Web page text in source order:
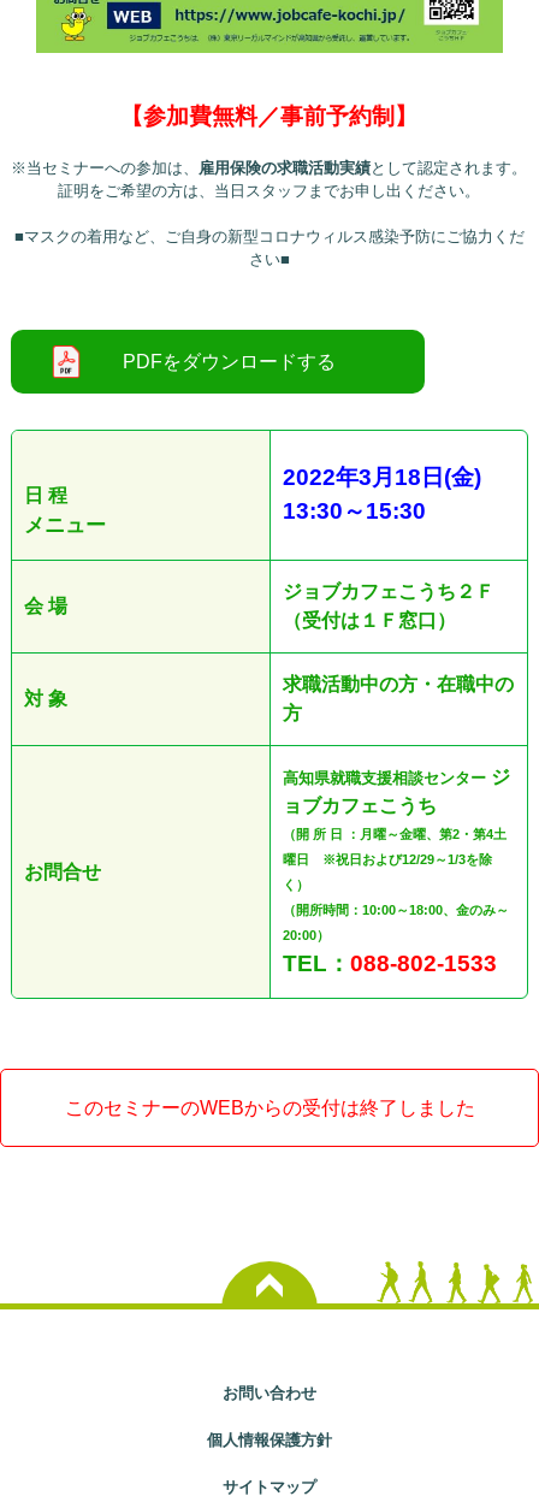
【参加費無料／事前予約制】
※当セミナーへの参加は、 雇用保険の求職活動実績として認定されます。
証明をご希望の方は、当日スタッフまでお申し出ください。
■マスクの着用など、ご自身の新型コロナウィルス感染予防にご協力くだ
さい■
日 程
メニュー
2022年3月18日 (金)
13:30 ～15:30
会 場
ジョブカフェこうち２Ｆ
（受付は１Ｆ窓口）
対 象
求職活動中の方・在職中の
方
お問合せ
高知県就職支援相談センター ジ
ョブカフェこうち
（開 所 日 ：月曜～金曜、第2・第4土
曜日 ※祝日および12/29～1/3を除
く）
（開所時間：10:00～18:00、金のみ～
20:00）
TEL： 088-802-1533
このセミナーのWEBからの受付は終了しました
お問い合わせ
個人情報保護方針
サイトマップ